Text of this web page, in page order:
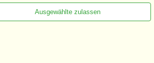
Ausgewählte zulassen